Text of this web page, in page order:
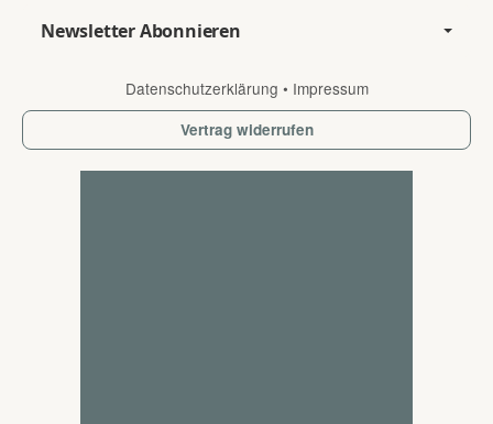
Newsletter Abonnieren
Datenschutzerklärung • Impressum
Vertrag widerrufen